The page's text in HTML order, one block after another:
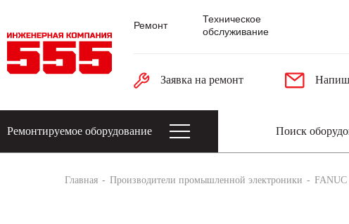
Ремонт
Техническое
обслуживание
Заявка на ремонт
Ремонтируемое оборудование
Главная Производители промышленной электроники FANUC